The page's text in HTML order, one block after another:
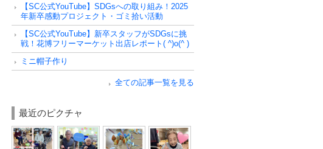
【SC公式YouTube】SDGsへの取り組み！2025
年新卒感動プロジェクト・ゴミ拾い活動
【SC公式YouTube】新卒スタッフがSDGsに挑
戦！花博フリーマーケット出店レポート( ^)o(^ )
ミニ帽子作り
全ての記事一覧を見る
最近のピクチャ